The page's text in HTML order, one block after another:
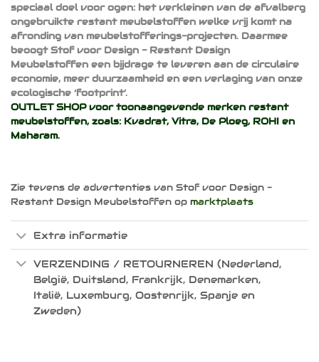
speciaal doel voor ogen: het verkleinen van de afvalberg
ongebruikte restant meubelstoffen welke vrij komt na
afronding van meubelstofferings-projecten. Daarmee
beoogt Stof voor Design - Restant Design
Meubelstoffen een bijdrage te leveren aan de circulaire
economie, meer duurzaamheid en een verlaging van onze
ecologische ‘footprint’.
OUTLET SHOP voor toonaangevende merken restant
meubelstoffen, zoals: Kvadrat, Vitra, De Ploeg, ROHI en
Maharam.
Zie tevens de advertenties van Stof voor Design -
Restant Design Meubelstoffen op marktplaats
Extra informatie
VERZENDING / RETOURNEREN (Nederland,
België, Duitsland, Frankrijk, Denemarken,
Italië, Luxemburg, Oostenrijk, Spanje en
Zweden)